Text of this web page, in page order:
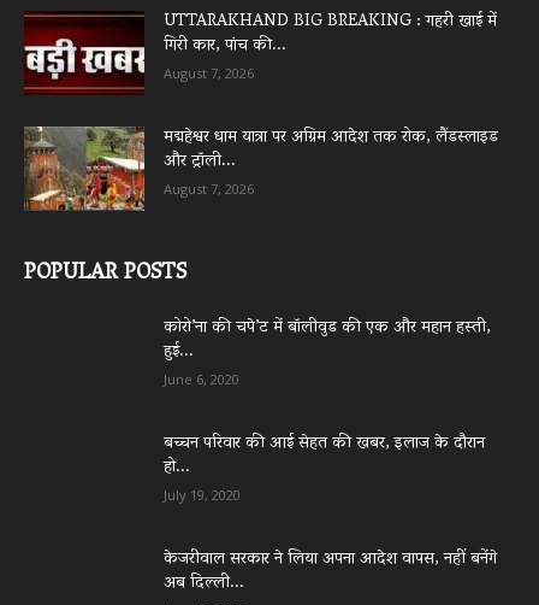
UTTARAKHAND BIG BREAKING : गहरी खाई में
गिरी कार, पांच की...
August 7, 2026
मद्महेश्वर धाम यात्रा पर अग्रिम आदेश तक रोक, लैंडस्लाइड
और ट्रॉली...
August 7, 2026
POPULAR POSTS
कोरो’ना की चपे’ट में बॉलीवुड की एक और महान हस्ती,
हुई...
June 6, 2020
बच्चन परिवार की आई सेहत की खबर, इलाज के दौरान
हो...
July 19, 2020
केजरीवाल सरकार ने लिया अपना आदेश वापस, नहीं बनेंगे
अब दिल्ली...